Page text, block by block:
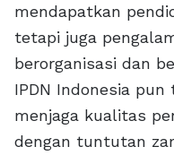
mendapatkan
tetapi juga
berorganisasi dan
IPDN Indonesia
menjaga kualitas
dengan tuntutan